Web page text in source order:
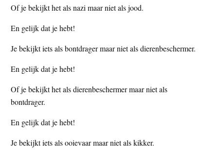
Of je bekijkt het als nazi maar niet als jood.
En gelijk dat je hebt!
Je bekijkt iets als bontdrager maar niet als dierenbeschermer.
En gelijk dat je hebt!
Of je bekijkt het als dierenbeschermer maar niet als
bontdrager.
En gelijk dat je hebt!
Je bekijkt iets als ooievaar maar niet als kikker.